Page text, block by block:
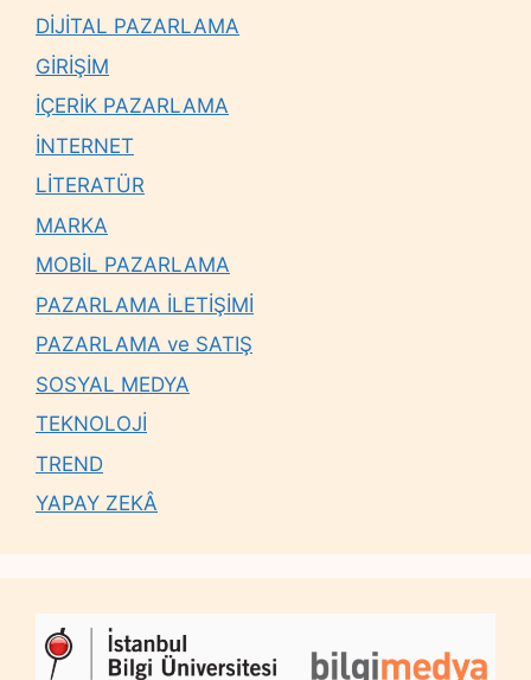
DİJİTAL PAZARLAMA
GİRİŞİM
İÇERİK PAZARLAMA
İNTERNET
LİTERATÜR
MARKA
MOBİL PAZARLAMA
PAZARLAMA İLETİŞİMİ
PAZARLAMA ve SATIŞ
SOSYAL MEDYA
TEKNOLOJİ
TREND
YAPAY ZEKÂ